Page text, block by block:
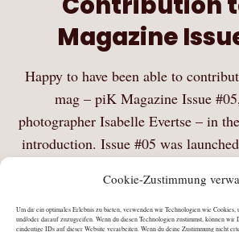
Cookie-Zustimmung
Um dir ein optimales Erlebnis zu bieten, verwenden wir Technologien wie
und/oder darauf zuzugreifen. Wenn du diesen Technologien zustimmst, können wir
eindeutige IDs auf dieser Website verarbeiten. Wenn du deine Zustimmung nicht
Magazine
Happy to have been able to
mag – piK Magazine Issue
photographer Isabelle Evertse – in
introduction. Issue #05 was